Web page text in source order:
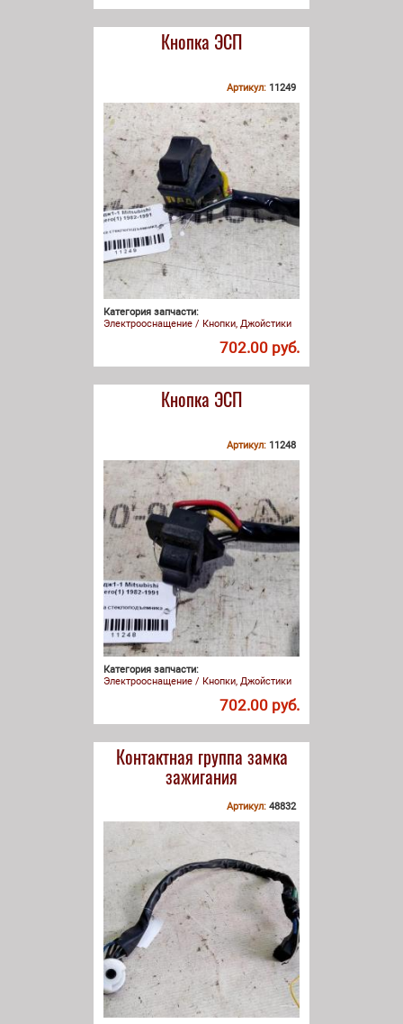
Кнопка ЭСП
Артикул: 11249
Категория запчасти:
Электрооснащение / Кнопки, Джойстики
702.00 руб.
Кнопка ЭСП
Артикул: 11248
Категория запчасти:
Электрооснащение / Кнопки, Джойстики
702.00 руб.
Контактная группа замка
зажигания
Артикул: 48832